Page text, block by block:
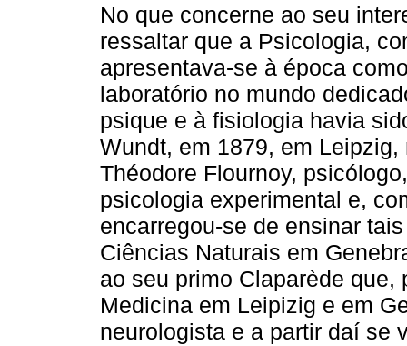
No que concerne ao seu
ressaltar que a Psicologia,
apresentava-se à época
laboratório no mundo
psique e à fisiologia havia
Wundt, em 1879, em
Théodore Flournoy,
psicologia experimental e,
encarregou-se de ensinar
Ciências Naturais em
ao seu primo Claparède
Medicina em Leipizig e em
neurologista e a partir daí se